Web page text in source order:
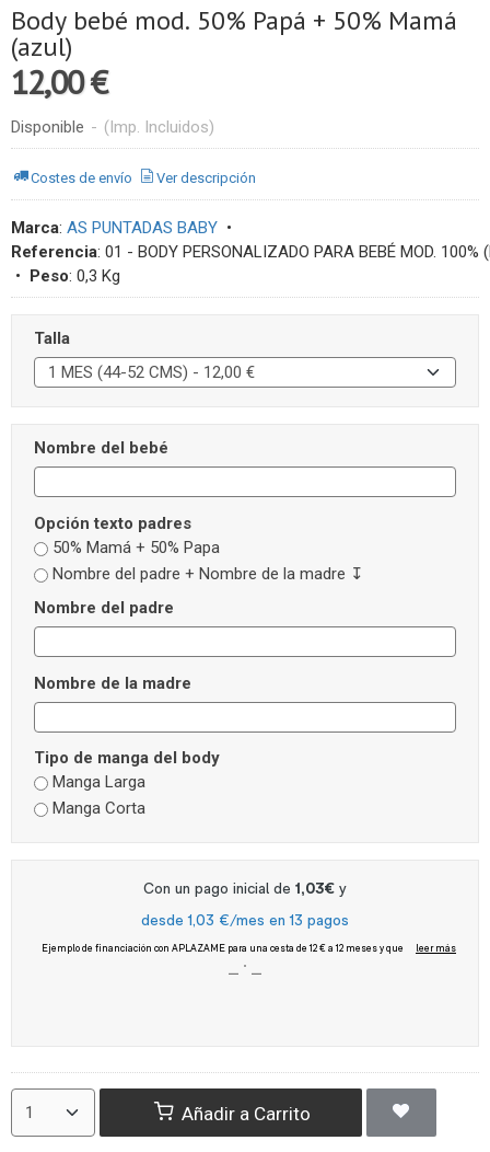
Body bebé mod. 50% Papá + 50% Mamá
(azul)
12,00 €
Disponible - (Imp. Incluidos)
Costes de envío Ver descripción
Marca: AS PUNTADAS BABY •
Referencia: 01 - BODY PERSONALIZADO PARA BEBÉ MOD. 100%
• Peso: 0,3 Kg
Talla
Nombre del bebé
Opción texto padres
50% Mamá + 50% Papa
Nombre del padre + Nombre de la madre ↧
Nombre del padre
Nombre de la madre
Tipo de manga del body
Manga Larga
Manga Corta
Añadir a Carrito